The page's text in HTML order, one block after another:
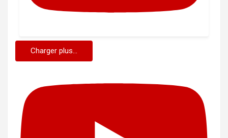
Charger plus...